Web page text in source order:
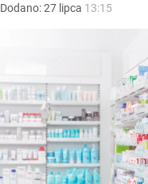
Dodano:27 lipca 13:15